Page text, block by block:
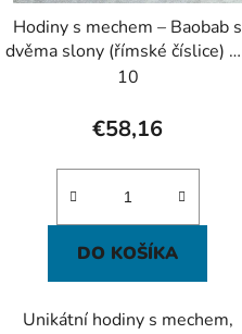
Hodiny s mechem – Baobab s
dvěma slony (římské číslice) 🕰️
🌿🐘
10
€58,16
DO KOŠÍKA
Unikátní hodiny s mechem,